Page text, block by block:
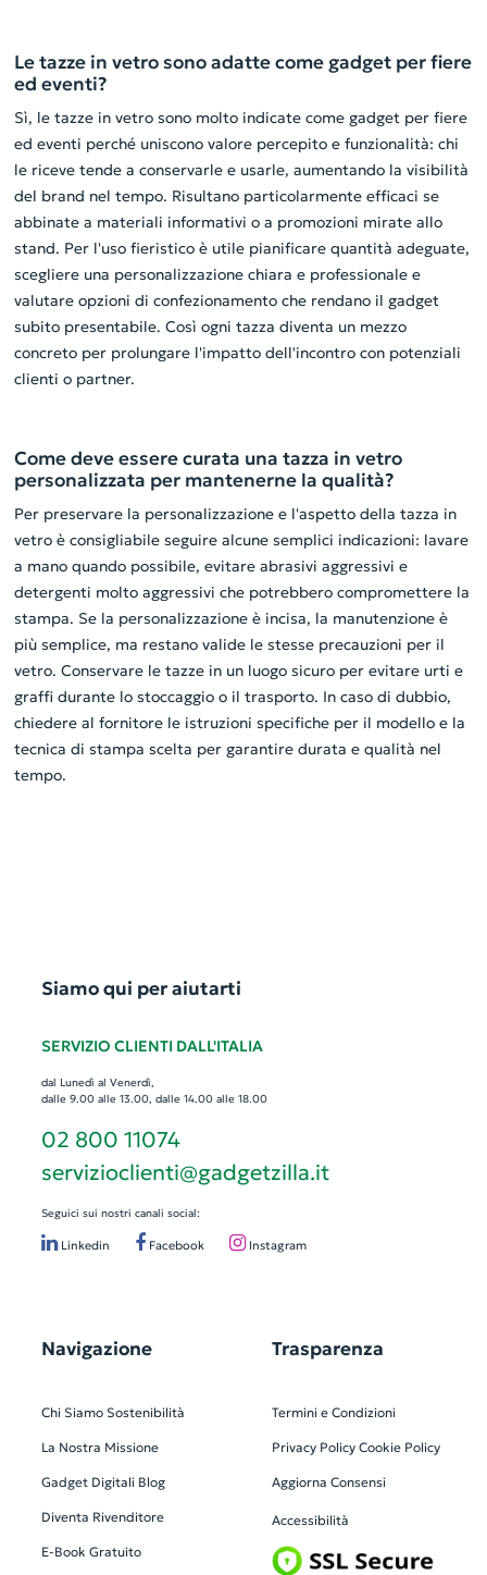
Le tazze in vetro sono adatte come gadget per fiere
ed eventi?
Sì, le tazze in vetro sono molto indicate come gadget per fiere
ed eventi perché uniscono valore percepito e funzionalità: chi
le riceve tende a conservarle e usarle, aumentando la visibilità
del brand nel tempo. Risultano particolarmente efficaci se
abbinate a materiali informativi o a promozioni mirate allo
stand. Per l'uso fieristico è utile pianificare quantità adeguate,
scegliere una personalizzazione chiara e professionale e
valutare opzioni di confezionamento che rendano il gadget
subito presentabile. Così ogni tazza diventa un mezzo
concreto per prolungare l'impatto dell'incontro con potenziali
clienti o partner.
Come deve essere curata una tazza in vetro
personalizzata per mantenerne la qualità?
Per preservare la personalizzazione e l'aspetto della tazza in
vetro è consigliabile seguire alcune semplici indicazioni: lavare
a mano quando possibile, evitare abrasivi aggressivi e
detergenti molto aggressivi che potrebbero compromettere la
stampa. Se la personalizzazione è incisa, la manutenzione è
più semplice, ma restano valide le stesse precauzioni per il
vetro. Conservare le tazze in un luogo sicuro per evitare urti e
graffi durante lo stoccaggio o il trasporto. In caso di dubbio,
chiedere al fornitore le istruzioni specifiche per il modello e la
tecnica di stampa scelta per garantire durata e qualità nel
tempo.
Siamo qui per aiutarti
SERVIZIO CLIENTI DALL'ITALIA
dal Lunedì al Venerdì,
dalle 9.00 alle 13.00, dalle 14.00 alle 18.00
02 800 11074
servizioclienti@gadgetzilla.it
Seguici sui nostri canali social:
Linkedin Facebook Instagram
Navigazione
Chi Siamo Sostenibilità
La Nostra Missione
Gadget Digitali Blog
Diventa Rivenditore
E-Book Gratuito
Trasparenza
Termini e Condizioni
Privacy Policy Cookie Policy
Aggiorna Consensi
Accessibilità